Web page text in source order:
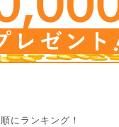
にランキング！